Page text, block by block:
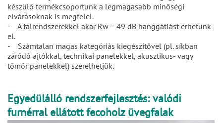
készülő termékcsoportunk a legmagasabb minőségi
elvárásoknak is megfelel.
- A falrendszerekkel akár Rw = 49 dB hanggátlást érhetünk
el.
- Számtalan magas kategóriás kiegészítővel (pl. síkban
záródó ajtókkal, technikai panelekkel, akusztikus- vagy
tömör panelekkel) szerelhetjük.
Egyedülálló rendszerfejlesztés: valódi
furnérral ellátott fecoholz üvegfalak